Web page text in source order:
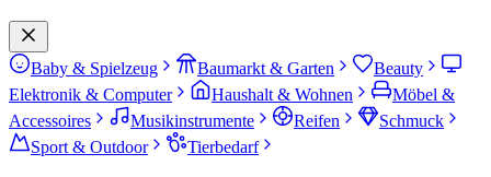
Baby & Spielzeug Baumarkt & Garten
Beauty
Elektronik & Computer
Haushalt & Wohnen
Möbel &
Accessoires
Musikinstrumente Reifen
Schmuck
Sport & Outdoor
Tierbedarf